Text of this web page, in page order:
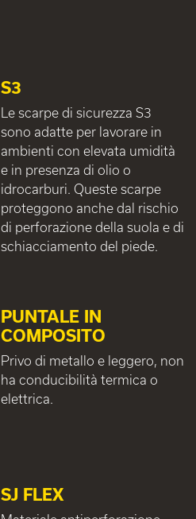
S3
Le scarpe di sicurezza S3
sono adatte per lavorare in
ambienti con elevata umidità
e in presenza di olio o
idrocarburi. Queste scarpe
proteggono anche dal rischio
di perforazione della suola e di
schiacciamento del piede.
PUNTALE IN
COMPOSITO
Privo di metallo e leggero, non
ha conducibilità termica o
elettrica.
SJ FLEX